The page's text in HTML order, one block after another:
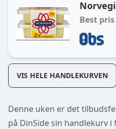
Best pris
VIS HELE HANDLEKURVEN
Denne uken er det
på DinSide sin handlekurv